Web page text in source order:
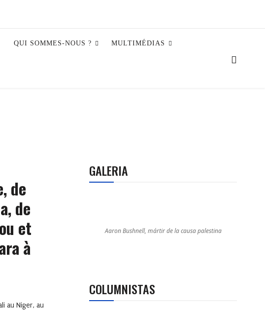
QUI SOMMES-NOUS ? MULTIMÉDIAS
de
de
et
à
au Niger, au
GALERIA
Aaron Bushnell, mártir de la causa palestina
COLUMNISTAS